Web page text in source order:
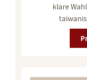
klare